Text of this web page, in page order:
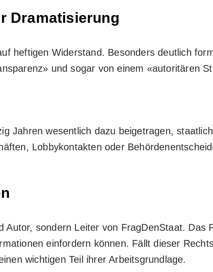
Dramatisierung
heftigen Widerstand. Besonders deutlich
und sogar von einem «autoritären
Jahren wesentlich dazu beigetragen,
Lobbykontakten oder
Autor, sondern Leiter von FragDenStaat. Das
einfordern können. Fällt dieser
wichtigen Teil ihrer Arbeitsgrundlage.